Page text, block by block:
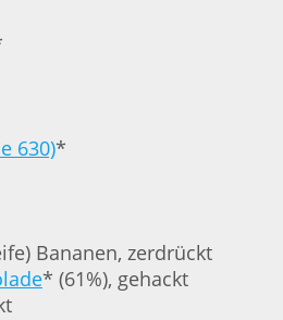
630)*
Bananen, zerdrückt
* (61%), gehackt